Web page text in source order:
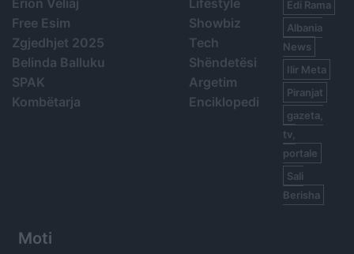
Free Esim
Zgjedhjet 2025
Belinda Balluku
SPAK
Kombëtarja
Showbiz
Tech
Shëndetësi
Argetim
Enciklopedi
Edi Rama
Albania
News
Ilir Meta
Piranjat
gazeta,
tv,
portale
Sali
Berisha
Moti